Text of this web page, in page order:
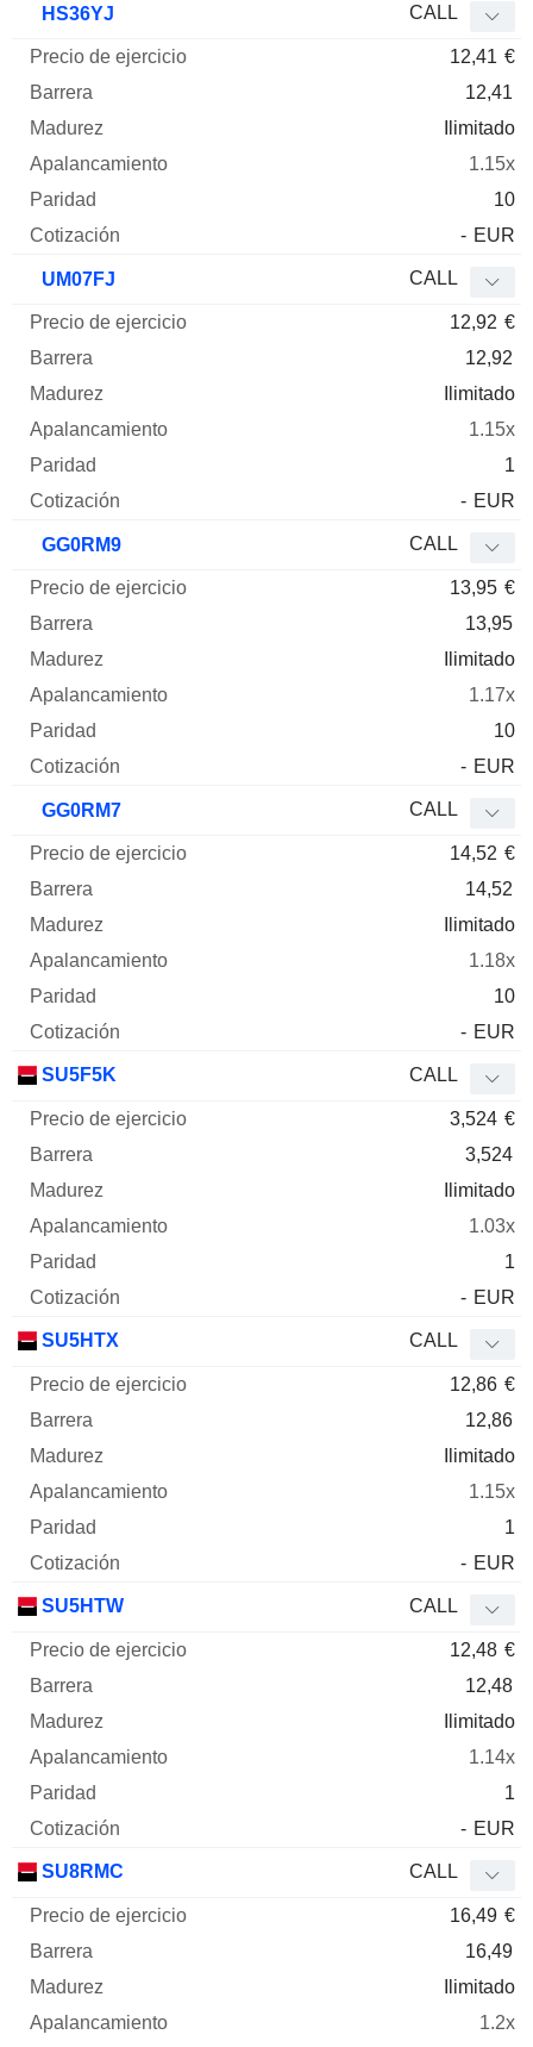
HS36YJ CALL
12,41 €
12,41
Ilimitado
1.15x
10
- EUR
UM07FJ CALL
12,92 €
12,92
Ilimitado
1.15x
1
- EUR
GG0RM9 CALL
13,95 €
13,95
Ilimitado
1.17x
10
- EUR
GG0RM7 CALL
14,52 €
14,52
Ilimitado
1.18x
10
- EUR
SU5F5K CALL
3,524 €
3,524
Ilimitado
1.03x
1
- EUR
SU5HTX CALL
12,86 €
12,86
Ilimitado
1.15x
1
- EUR
SU5HTW CALL
12,48 €
12,48
Ilimitado
1.14x
1
- EUR
SU8RMC CALL
16,49 €
16,49
Ilimitado
1.2x